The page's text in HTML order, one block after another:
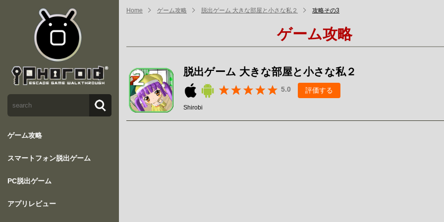
ゲーム攻略
スマートフォン脱出ゲーム
PC脱出ゲーム
アプリレビュー
Home ゲーム攻略 脱出ゲーム 大きな部屋と小さな私２ 攻略その3
ゲーム攻略
脱出ゲーム 大きな部屋と小さな私２
5.0 評価する
Shirobi